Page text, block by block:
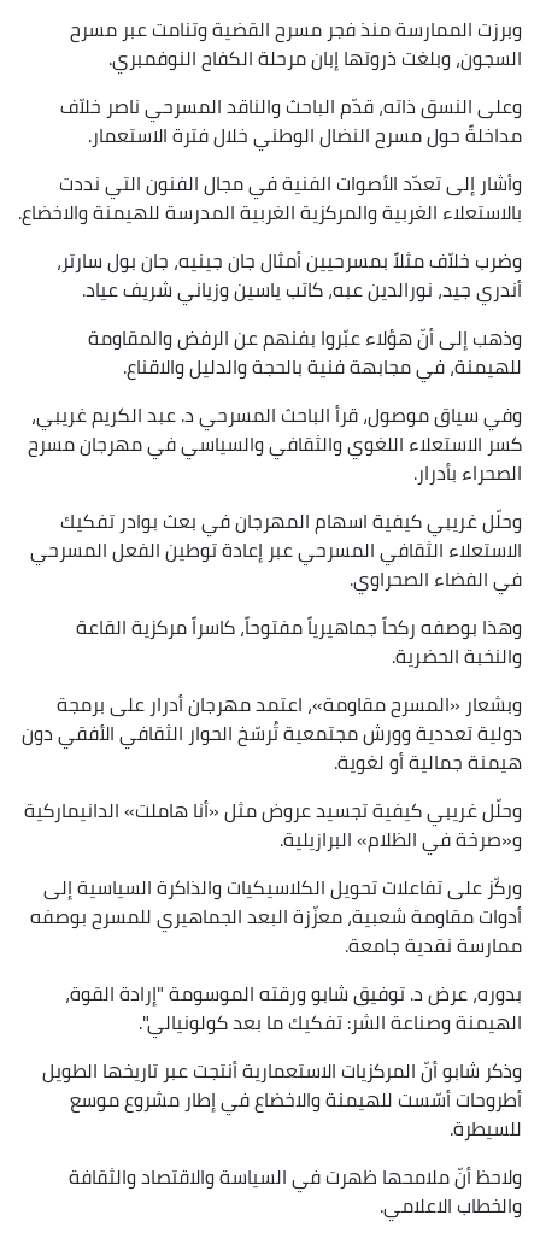
وبرزت الممارسة منذ فجر مسرح القضية وتنامت عبر مسرح
السجون، وبلغت ذروتها إبان مرحلة الكفاح النوفمبري.
وعلى النسق ذاته، قدّم الباحث والناقد المسرحي ناصر خلاّف
مداخلةً حول مسرح النضال الوطني خلال فترة الاستعمار.
وأشار إلى تعدّد الأصوات الفنية في مجال الفنون التي نددت
بالاستعلاء الغربية والمركزية الغربية المدرسة للهيمنة والاخضاع.
وضرب خلاّف مثلاً بمسرحيين أمثال جان جينيه، جان بول سارتر،
أندري جيد، نورالدين عبه، كاتب ياسين وزياني شريف عياد.
وذهب إلى أنّ هؤلاء عبّروا بفنهم عن الرفض والمقاومة
للهيمنة، في مجابهة فنية بالحجة والدليل والاقناع.
وفي سياق موصول، قرأ الباحث المسرحي د. عبد الكريم غريبي،
كسر الاستعلاء اللغوي والثقافي والسياسي في مهرجان مسرح
الصحراء بأدرار.
وحلّل غريبي كيفية اسهام المهرجان في بعث بوادر تفكيك
الاستعلاء الثقافي المسرحي عبر إعادة توطين الفعل المسرحي
في الفضاء الصحراوي.
وهذا بوصفه ركحاً جماهيرياً مفتوحاً، كاسراً مركزية القاعة
والنخبة الحضرية.
وبشعار «المسرح مقاومة»، اعتمد مهرجان أدرار على برمجة
دولية تعددية وورش مجتمعية تُرسّخ الحوار الثقافي الأفقي دون
هيمنة جمالية أو لغوية.
وحلّل غريبي كيفية تجسيد عروض مثل «أنا هاملت» الدانيماركية
و«صرخة في الظلام» البرازيلية.
وركّز على تفاعلات تحويل الكلاسيكيات والذاكرة السياسية إلى
أدوات مقاومة شعبية، معزّزة البعد الجماهيري للمسرح بوصفه
ممارسة نقدية جامعة.
بدوره، عرض د. توفيق شابو ورقته الموسومة "إرادة القوة،
الهيمنة وصناعة الشر: تفكيك ما بعد كولونيالي".
وذكر شابو أنّ المركزيات الاستعمارية أنتجت عبر تاريخها الطويل
أطروحات أسّست للهيمنة والاخضاع في إطار مشروع موسع
للسيطرة.
ولاحظ أنّ ملامحها ظهرت في السياسة والاقتصاد والثقافة
والخطاب الاعلامي.